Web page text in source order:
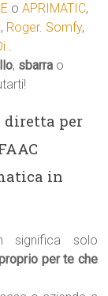
oAPRIMATIC,
, Roger. Somfy,
.
, sbarra o
diretta per
in
significa solo
per te che